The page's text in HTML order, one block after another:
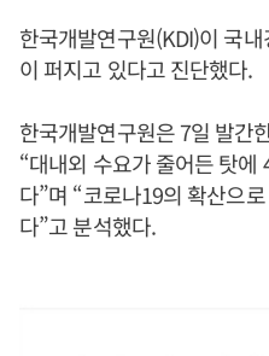
한국개발연구원(KDI)이 국
이 퍼지고 있다고 진단했다.
한국개발연구원은 7일 발간
“대내외 수요가 줄어든 탓에
다”며 “코로나19의 확산으
다”고 분석했다.